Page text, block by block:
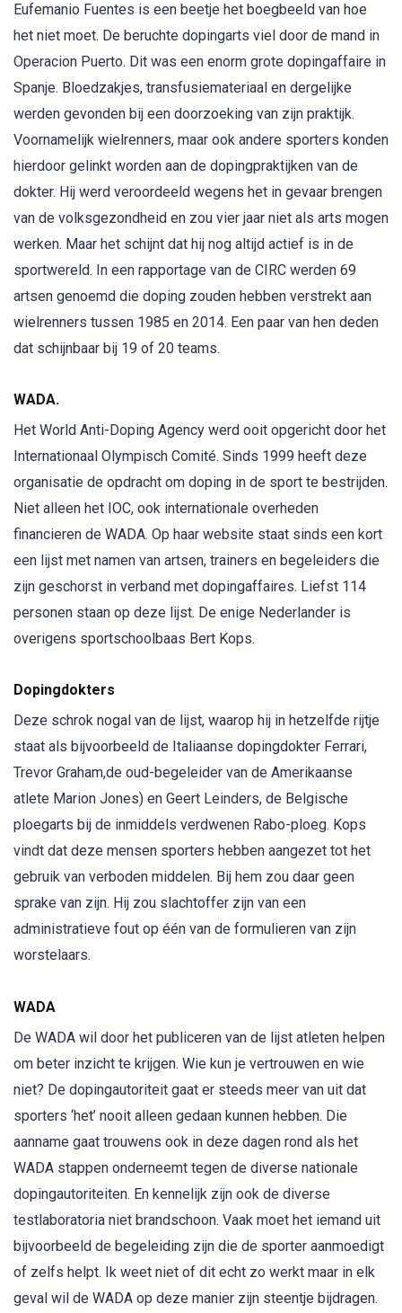
Eufemanio Fuentes is een beetje het boegbeeld van hoe
het niet moet. De beruchte dopingarts viel door de mand in
Operacion Puerto. Dit was een enorm grote dopingaffaire in
Spanje. Bloedzakjes, transfusiemateriaal en dergelijke
werden gevonden bij een doorzoeking van zijn praktijk.
Voornamelijk wielrenners, maar ook andere sporters konden
hierdoor gelinkt worden aan de dopingpraktijken van de
dokter. Hij werd veroordeeld wegens het in gevaar brengen
van de volksgezondheid en zou vier jaar niet als arts mogen
werken. Maar het schijnt dat hij nog altijd actief is in de
sportwereld. In een rapportage van de CIRC werden 69
artsen genoemd die doping zouden hebben verstrekt aan
wielrenners tussen 1985 en 2014. Een paar van hen deden
dat schijnbaar bij 19 of 20 teams.
WADA.
Het World Anti-Doping Agency werd ooit opgericht door het
Internationaal Olympisch Comité. Sinds 1999 heeft deze
organisatie de opdracht om doping in de sport te bestrijden.
Niet alleen het IOC, ook internationale overheden
financieren de WADA. Op haar website staat sinds een kort
een lijst met namen van artsen, trainers en begeleiders die
zijn geschorst in verband met dopingaffaires. Liefst 114
personen staan op deze lijst. De enige Nederlander is
overigens sportschoolbaas Bert Kops.
Dopingdokters
Deze schrok nogal van de lijst, waarop hij in hetzelfde rijtje
staat als bijvoorbeeld de Italiaanse dopingdokter Ferrari,
Trevor Graham,de oud-begeleider van de Amerikaanse
atlete Marion Jones) en Geert Leinders, de Belgische
ploegarts bij de inmiddels verdwenen Rabo-ploeg. Kops
vindt dat deze mensen sporters hebben aangezet tot het
gebruik van verboden middelen. Bij hem zou daar geen
sprake van zijn. Hij zou slachtoffer zijn van een
administratieve fout op één van de formulieren van zijn
worstelaars.
WADA
De WADA wil door het publiceren van de lijst atleten helpen
om beter inzicht te krijgen. Wie kun je vertrouwen en wie
niet? De dopingautoriteit gaat er steeds meer van uit dat
sporters ‘het’ nooit alleen gedaan kunnen hebben. Die
aanname gaat trouwens ook in deze dagen rond als het
WADA stappen onderneemt tegen de diverse nationale
dopingautoriteiten. En kennelijk zijn ook de diverse
testlaboratoria niet brandschoon. Vaak moet het iemand uit
bijvoorbeeld de begeleiding zijn die de sporter aanmoedigt
of zelfs helpt. Ik weet niet of dit echt zo werkt maar in elk
geval wil de WADA op deze manier zijn steentje bijdragen.